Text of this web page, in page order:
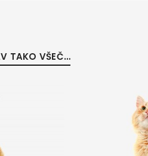
TAKO VŠEČ…